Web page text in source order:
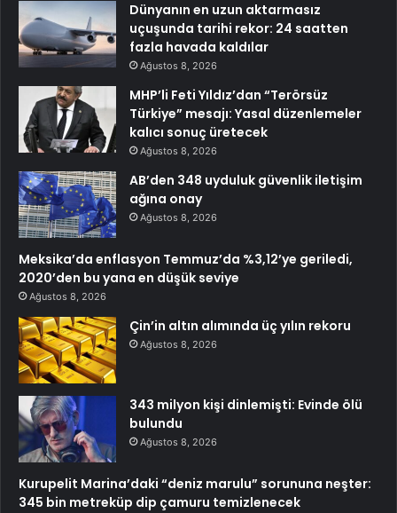
Dünyanın en uzun aktarmasız
uçuşunda tarihi rekor: 24 saatten
fazla havada kaldılar
Ağustos 8, 2026
MHP’li Feti Yıldız’dan “Terörsüz
Türkiye” mesajı: Yasal düzenlemeler
kalıcı sonuç üretecek
Ağustos 8, 2026
AB’den 348 uyduluk güvenlik iletişim
ağına onay
Ağustos 8, 2026
Meksika’da enflasyon Temmuz’da %3,12’ye geriledi,
2020’den bu yana en düşük seviye
Ağustos 8, 2026
Çin’in altın alımında üç yılın rekoru
Ağustos 8, 2026
343 milyon kişi dinlemişti: Evinde ölü
bulundu
Ağustos 8, 2026
Kurupelit Marina’daki “deniz marulu” sorununa neşter:
345 bin metreküp dip çamuru temizlenecek